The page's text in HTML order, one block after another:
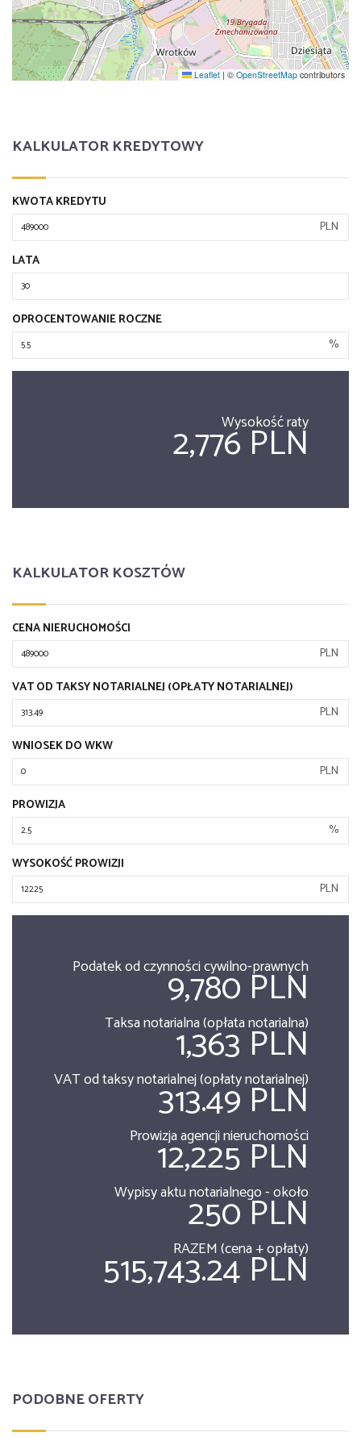
Leaflet | © OpenStreetMap contributors
KALKULATOR KREDYTOWY
KWOTA KREDYTU
PLN
LATA
OPROCENTOWANIE ROCZNE
%
Wysokość raty
2,776 PLN
KALKULATOR KOSZTÓW
CENA NIERUCHOMOŚCI
PLN
VAT OD TAKSY NOTARIALNEJ (OPŁATY NOTARIALNEJ)
PLN
WNIOSEK DO WKW
PLN
PROWIZJA
%
WYSOKOŚĆ PROWIZJI
PLN
Podatek od czynności cywilno-prawnych
9,780 PLN
Taksa notarialna (opłata notarialna)
1,363 PLN
VAT od taksy notarialnej (opłaty notarialnej)
313.49 PLN
Prowizja agencji nieruchomości
12,225 PLN
Wypisy aktu notarialnego - około
250 PLN
RAZEM (cena + opłaty)
515,743.24 PLN
PODOBNE OFERTY